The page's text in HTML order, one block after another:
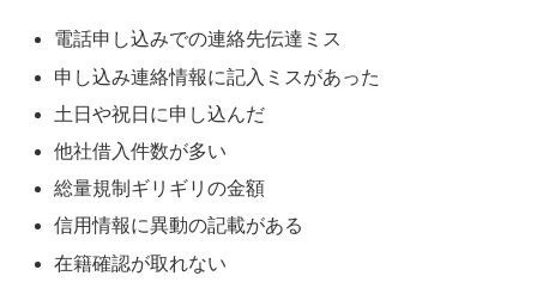
電話申し込みでの連絡先伝達ミス
申し込み連絡情報に記入ミスがあった
土日や祝日に申し込んだ
他社借入件数が多い
総量規制ギリギリの金額
信用情報に異動の記載がある
在籍確認が取れない